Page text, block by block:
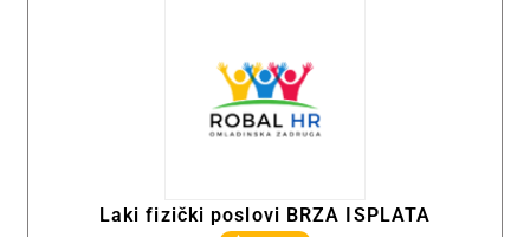
Laki fizički poslovi BRZA ISPLATA